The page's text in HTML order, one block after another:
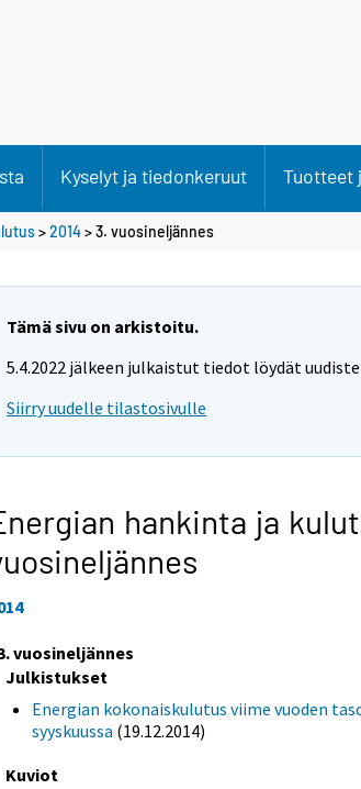
Kyselyt ja tiedonkeruut Tuotteet
>2014>3. vuosineljännes
Tämä sivu on arkistoitu.
5.4.2022 jälkeen julkaistut tiedot löydät
Siirry uudelle tilastosivulle
hankinta ja
vuosineljännes
Julkistukset
Energian kokonaiskulutus viime vuoden
syyskuussa (19.12.2014)
Kuviot